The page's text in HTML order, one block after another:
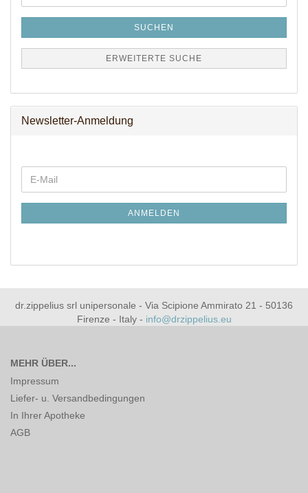
SUCHEN
ERWEITERTE SUCHE
Newsletter-Anmeldung
ZUR
E-
Mail
ANMELDEN
dr.zippelius srl unipersonale - Via Scipione Ammirato 21 - 50136
Firenze - Italy - info@drzippelius.eu
MEHR ÜBER...
Impressum
Liefer- u. Versandbedingungen
In Ihrer Apotheke
AGB